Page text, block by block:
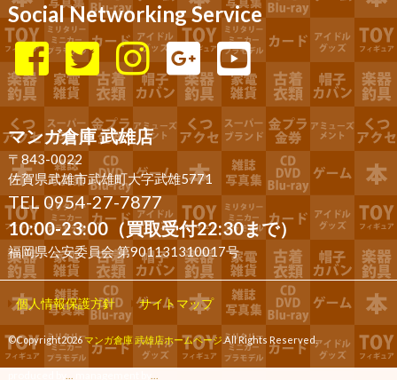
Social Networking Service
マンガ倉庫 武雄店
〒843-0022
佐賀県武雄市武雄町大字武雄5771
TEL 0954-27-7877
10:00-23:00（買取受付22:30まで）
福岡県公安委員会 第901131310017号
個人情報保護方針 サイトマップ
©Copyright2026マンガ倉庫 武雄店ホームページ .All Rights Reserved.